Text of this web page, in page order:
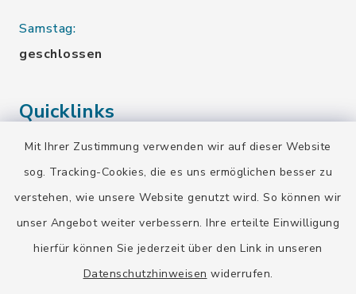
Mit Ihrer Zustimmung verwenden wir auf dieser Website
sog. Tracking-Cookies, die es uns ermöglichen besser zu
verstehen, wie unsere Website genutzt wird. So können wir
unser Angebot weiter verbessern. Ihre erteilte Einwilligung
hierfür können Sie jederzeit über den Link in unseren
Datenschutzhinweisen widerrufen.
Samstag:
geschlossen
Quicklinks
Landratsamt Bad Tölz-Wolfratshausen
Bayern-Fahrplan
BayernPortal